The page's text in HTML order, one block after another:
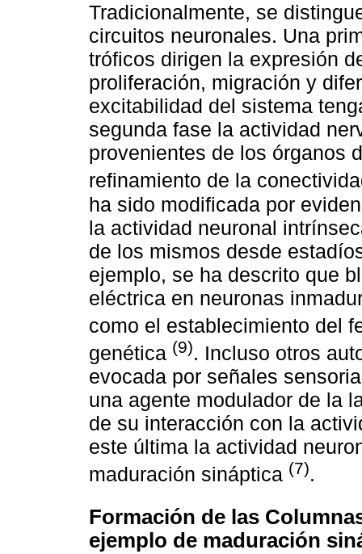
Tradicionalmente, se
circuitos neuronales. Una
tróficos dirigen la expresión
proliferación, migración y
excitabilidad del sistema
segunda fase la actividad
provenientes de los órganos
refinamiento de la
ha sido modificada por
la actividad neuronal
de los mismos desde
ejemplo, se ha descrito que
eléctrica en neuronas
como el establecimiento del
genética (9). Incluso otros
evocada por señales
una agente modulador de la
de su interacción con la
este última la actividad
maduración sináptica (7).
Formación de las
ejemplo de maduración